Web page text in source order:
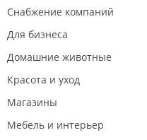
Снабжение компаний
Для бизнеса
Домашние животные
Красота и уход
Магазины
Мебель и интерьер